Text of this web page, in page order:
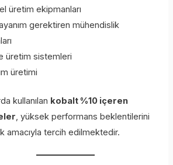
üretim ekipmanları
gerektiren mühendislik
üretim sistemleri
üretimi
kullanılan kobalt %10 içeren
, yüksek performans beklentilerini
amacıyla tercih edilmektedir.